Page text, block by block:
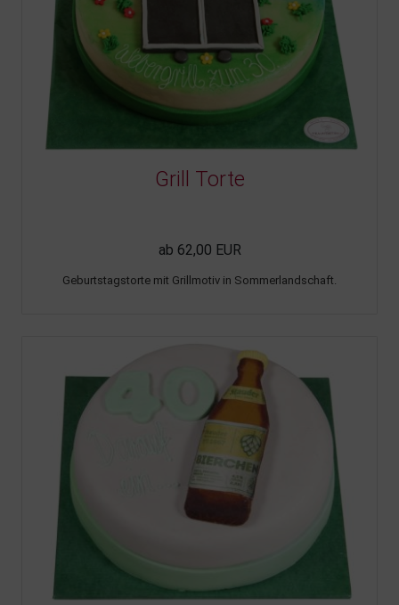
Grill Torte
ab 62,00 EUR
Geburtstagstorte mit Grillmotiv in Sommerlandschaft.